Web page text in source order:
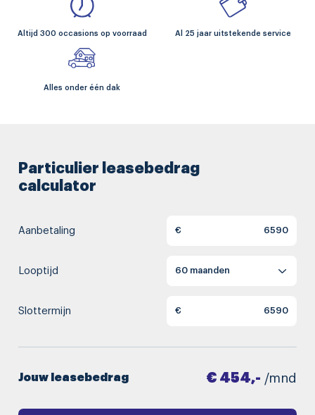
Altijd 300 occasions op voorraad Al 25 jaar uitstekende service
Alles onder één dak
Particulier leasebedrag
calculator
Aanbetaling €
Looptijd
Slottermijn €
Jouw leasebedrag € 454,- /mnd